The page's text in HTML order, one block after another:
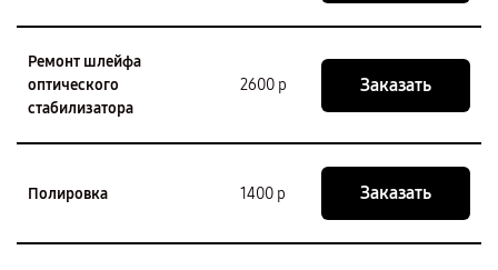
Ремонт шлейфа
оптического
стабилизатора
2600 р Заказать
Полировка 1400 р Заказать